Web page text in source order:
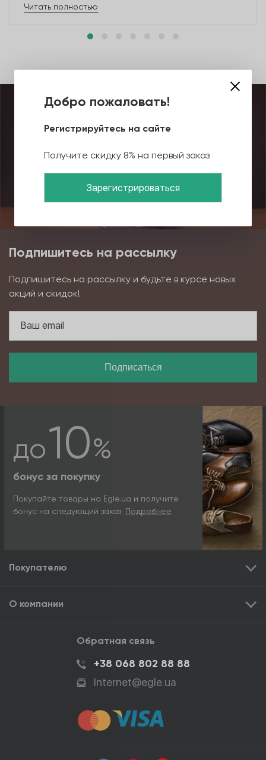
Читать полностью
Подпишитесь на рассылку
Подпишитесь на рассылку и будьте в курсе новых
акций и скидок!
Подписаться
Обратная связь
+38 068 802 88 88
Internet@egle.ua
Покупателю
О компании
до10%
бонус за покупку
Покупайте товары на Egle.ua и получите
бонус на следующий заказ.
Подробнее
Добро пожаловать!
Регистрируйтесь на сайте
Получите скидку 8% на первый заказ